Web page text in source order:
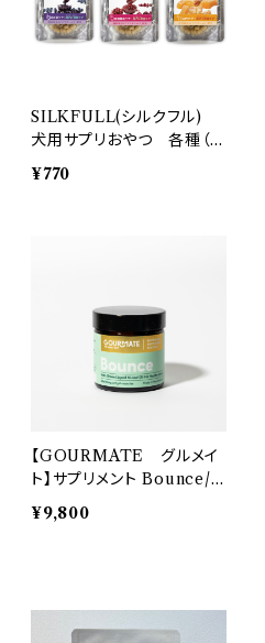
SILKFULL(シルクフル)
犬用サプリおやつ 各種（単
品売り） 腎臓ケア 腎臓
病 デトックス
¥770
【GOURMATE グルメイ
ト】サプリメント Bounce/バ
ウンス 関節･脳機能サポー
ト 犬猫用
¥9,800